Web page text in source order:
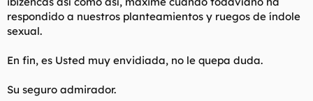
respondido a nuestros planteamientos y ruegos de índole
sexual.
En fin, es Usted muy envidiada, no le quepa duda.
Su seguro admirador.